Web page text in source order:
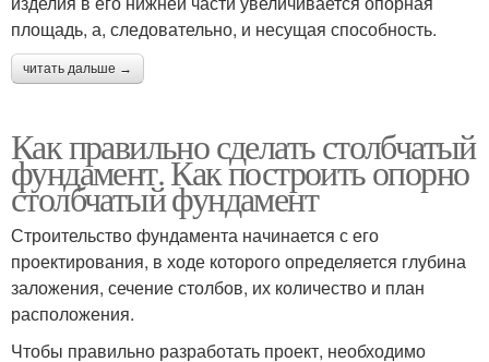
площадь, а, следовательно, и несущая способность.
читать дальше →
Как правильно сделать столбчатый
фундамент. Как построить опорно
столбчатый фундамент
Строительство фундамента начинается с его
проектирования, в ходе которого определяется глубина
заложения, сечение столбов, их количество и план
расположения.
Чтобы правильно разработать проект, необходимо